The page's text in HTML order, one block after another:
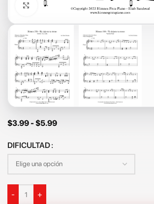
Click to enlarge
$3.99 - $5.99
DIFICULTAD
-
+